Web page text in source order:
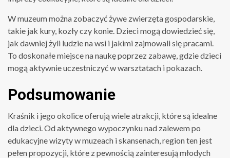
W muzeum można zobaczyć żywe zwierzęta gospodarskie,
takie jak kury, kozły czy konie. Dzieci mogą dowiedzieć się,
jak dawniej żyli ludzie na wsi i jakimi zajmowali się pracami.
To doskonałe miejsce na naukę poprzez zabawę, gdzie dzieci
mogą aktywnie uczestniczyć w warsztatach i pokazach.
Podsumowanie
Kraśnik i jego okolice oferują wiele atrakcji, które są idealne
dla dzieci. Od aktywnego wypoczynku nad zalewem po
edukacyjne wizyty w muzeach i skansenach, region ten jest
pełen propozycji, które z pewnością zainteresują młodych